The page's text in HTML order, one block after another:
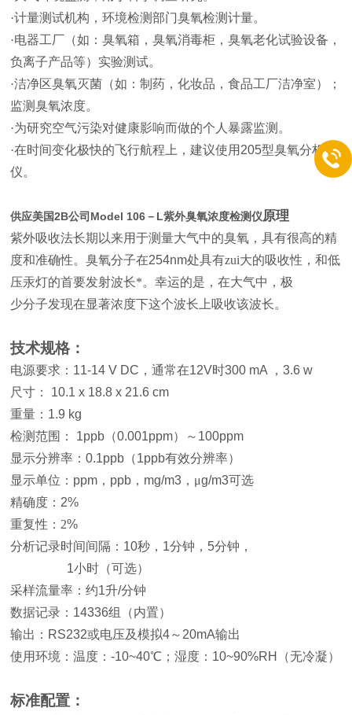
·计量测试机构，环境检测部门臭氧检测计量。
·电器工厂（如：臭氧箱，臭氧消毒柜，臭氧老化试验设备，
负离子产品等）实验测试。
·洁净区臭氧灭菌（如：制药，化妆品，食品工厂洁净室）；
监测臭氧浓度。
·为研究空气污染对健康影响而做的个人暴露监测。
·在时间变化极快的飞行航程上，建议使用 205型臭氧分析
仪。
供应美国2B公司Model 106－L紫外臭氧浓度检测仪原理
紫外吸收法长期以来用于测量大气中的臭氧，具有很高的精
度和准确性。臭氧分子在254nm处具有zui大的吸收性，和低
压汞灯的首要发射波长*。幸运的是，在大气中，极
少分子发现在显著浓度下这个波长上吸收该波长。
技术规格：
电源要求 ： 11-14 V DC ，通常在12V时300 mA ，3.6 w
尺寸 ：
10.1 x 18.8 x 21.6 cm
重量 ： 1.9 kg
检测范围：
1ppb （0.001ppm）～ 100ppm
显示分辨率：0.1ppb （1ppb有效分辨率）
显示单位： ppm ， ppb ， mg/m3 ，μg/m3可选
精确度 ： 2%
重复性 ： 2%
分析记录时间间隔： 10秒， 1分钟， 5分钟，
1小时（可选）
采样流量率：约1升/分钟
数据记录： 14336组（内置）
输出： RS232或电压及模拟4～ 20mA输出
使用环境：温度：-10~40℃；湿度： 10~90%RH （无冷凝）
标准配置：